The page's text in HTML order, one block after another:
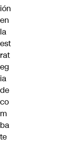
ión
en
la
est
rat
eg
ia
de
co
m
ba
te